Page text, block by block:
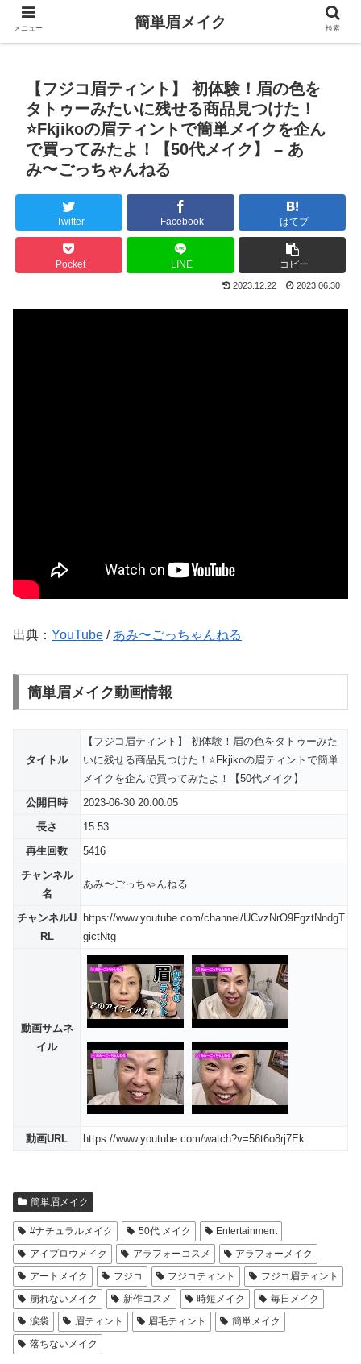
【フジコ眉ティント】 初体験！眉の色を
タトゥーみたいに残せる商品見つけた！
⭐️Fkjikoの眉ティントで簡単メイクを企ん
で買ってみたよ！【50代メイク】 – あ
み〜ごっちゃんねる
Twitter Facebook はてブ
Pocket LINE コピー
2023.12.22 2023.06.30
出典： YouTube / あみ〜ごっちゃんねる
簡単眉メイク動画情報
タイトル
【フジコ眉ティント】 初体験！眉の色をタトゥーみた
いに残せる商品見つけた！⭐️Fkjikoの眉ティントで簡単
メイクを企んで買ってみたよ！【50代メイク】
公開日時
2023-06-30 20:00:05
長さ
15:53
再生回数
5416
チャンネル
名
あみ〜ごっちゃんねる
チャンネルU
RL
https://www.youtube.com/channel/UCvzNrO9FgztNndgT
gictNtg
動画サムネ
イル
動画URL https://www.youtube.com/watch?v=56t6o8rj7Ek
簡単眉メイク
#ナチュラルメイク 50代 メイク
Entertainment
アイブロウメイク
アラフォーコスメ
アラフォーメイク
アートメイク
フジコ フジコティント
フジコ眉ティント
崩れないメイク
新作コスメ 時短メイク
毎日メイク
涙袋
眉ティント 眉毛ティント
簡単メイク
落ちないメイク
メニュー 簡単眉メイク 検索